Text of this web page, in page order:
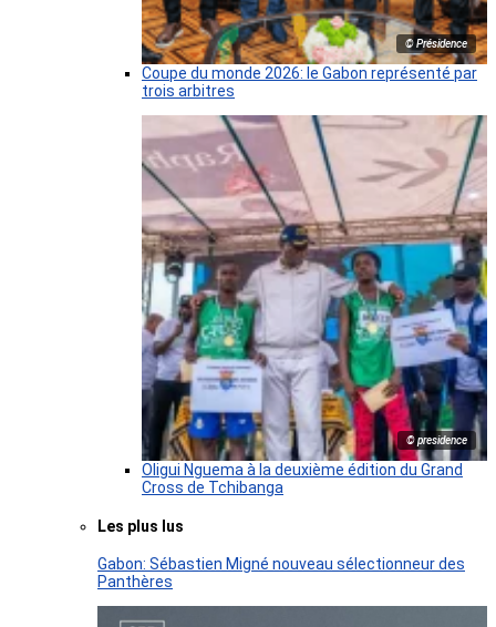
© Présidence
Coupe du monde 2026: le Gabon représenté par
trois arbitres
© presidence
Oligui Nguema à la deuxième édition du Grand
Cross de Tchibanga
Les plus lus
Gabon: Sébastien Migné nouveau sélectionneur des
Panthères